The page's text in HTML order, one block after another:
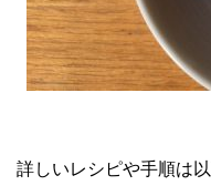
詳しいレシピや手順は